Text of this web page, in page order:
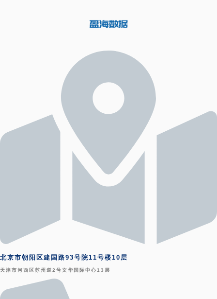
北京市朝阳区建国路93号院11号楼10层
天津市河西区苏州道2号文华国际中心13层